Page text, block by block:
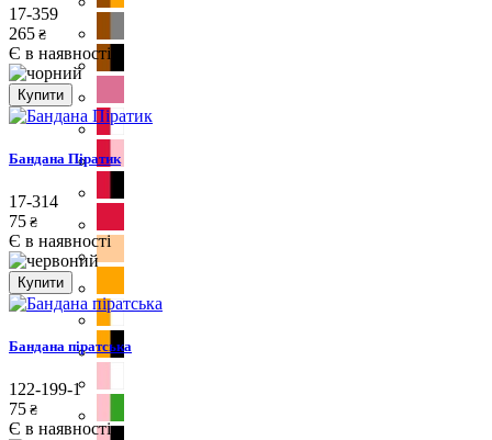
17-359
265 ₴
Є в наявності
Купити
Бандана Піратик
17-314
75 ₴
Є в наявності
Купити
Бандана піратська
122-199-1
75 ₴
Є в наявності